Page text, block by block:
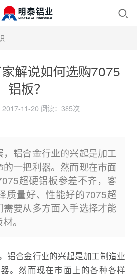
解说如何选购7075
铝板？
2017-11-20 阅读： 385次
，铝合金行业的兴起是加工
的一把利器。然而现在市面
超硬铝板参差不齐，客
质量好、性能好的7075超
需要从多方面入手选择才能
。
铝合金行业的兴起是加工制造业
。然而现在市面上的各种各样